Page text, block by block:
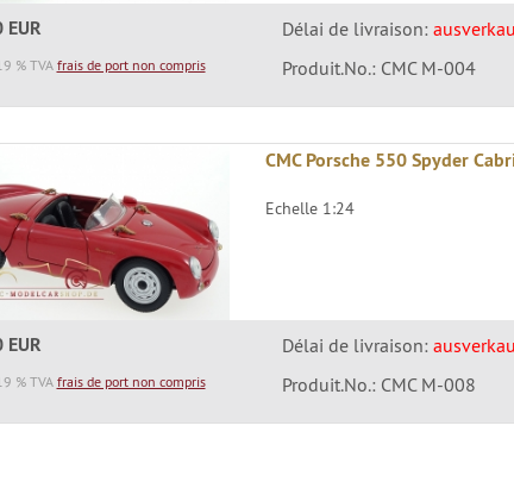
% TVA frais de port non compris
Délai de livraison:
Produit.No.: CMC M-004
CMC Porsche 550 Spyder
Echelle 1:24
% TVA frais de port non compris
Délai de livraison:
Produit.No.: CMC M-008